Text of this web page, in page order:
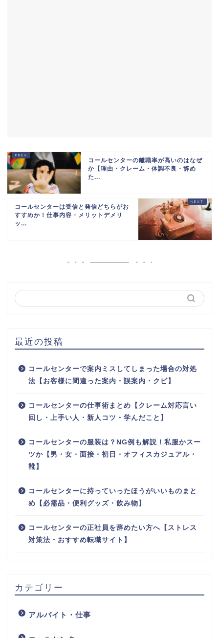
コールセンターの離職率が高いのはなぜ
か【理由・クレーム・体調不良・辞め
た...
コールセンターは受信と発信どちらがお
すすめか！仕事内容・メリットデメリ
ッ...
最近の投稿
コールセンターで案内ミスしてしまった場合の対処
法【お客様に間違った案内・誤案内・クビ】
コールセンターの仕事術まとめ【クレーム対応言い
回し・上手い人・新人コツ・学んだこと】
コールセンターの服装は？NG例も解説！私服かスー
ツか【男・女・面接・初日・オフィスカジュアル・
靴】
コールセンターに持っていったほうがいいものまと
め【必需品・便利グッズ・飲み物】
コールセンターの正社員を辞めたい方へ【ストレス
対策法・おすすめ転職サイト】
カテゴリー
アルバイト・仕事